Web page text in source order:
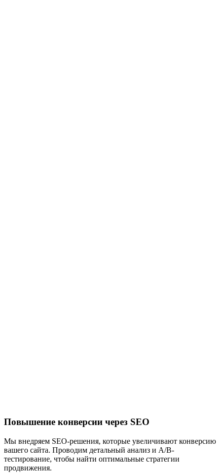
Повышение конверсии через SEO
Мы внедряем SEO-решения, которые увеличивают конверсию
вашего сайта. Проводим детальный анализ и A/B-
тестирование, чтобы найти оптимальные стратегии
продвижения.